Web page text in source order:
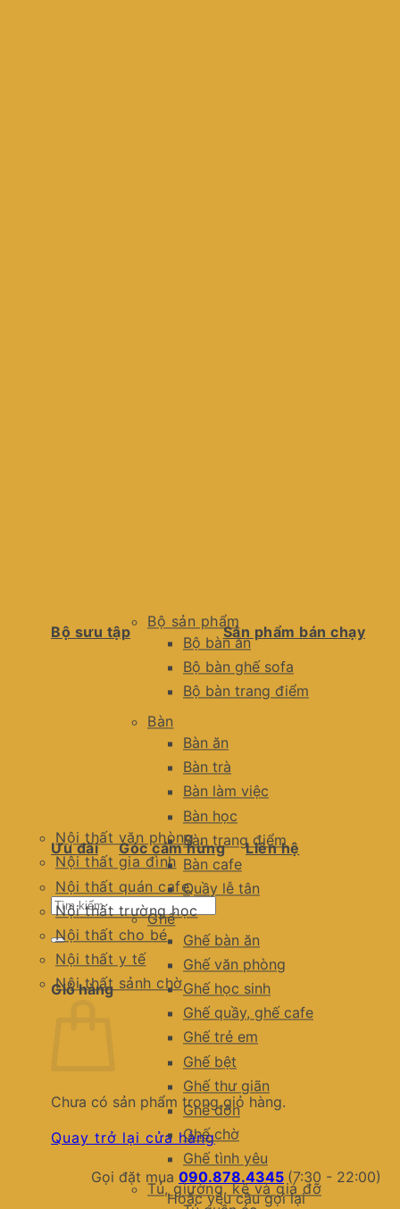
Bộ sản phẩm
Bộ bàn ăn
Bộ bàn ghế sofa
Bộ bàn trang điểm
Bàn
Bàn ăn
Bàn trà
Bàn làm việc
Bàn học
Bàn trang điểm
Bàn cafe
Quầy lễ tân
Ghế
Ghế bàn ăn
Ghế văn phòng
Ghế học sinh
Ghế quầy, ghế cafe
Ghế trẻ em
Ghế bệt
Ghế thư giãn
Ghế đôn
Ghế chờ
Ghế tình yêu
Tủ, giường, kệ và giá đỡ
Bộ sưu tập
Nội thất văn phòng
Nội thất gia đình
Nội thất quán cafe
Nội thất trường học
Nội thất cho bé
Nội thất y tế
Nội thất sảnh chờ
Sản phẩm bán chạy
Ưu đãi Góc cảm hứng Liên hệ
Tìm
kiếm:
Giỏ hàng
Chưa có sản phẩm trong giỏ hàng.
Quay trở lại cửa hàng
Gọi đặt mua 090.878.4345 (7:30 - 22:00)
Hoặc yêu cầu gọi lại